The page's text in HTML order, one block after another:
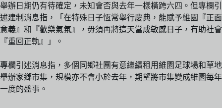
舉辦日期仍有待確定，未知會否與去年一樣橫跨六四。但專欄引
述建制消息指，「在特殊日子恆常舉行慶典，能賦予維園『正面
意義』和『歡樂氣氛』，毋須再將這天當成敏感日子，有助社會
『重回正軌』」。
專欄引述消息指，多個同鄉社團有意繼續租用維園足球場和草地
舉辦家鄉市集，規模亦不會小於去年，期望將市集變成維園每年
一度的盛事。